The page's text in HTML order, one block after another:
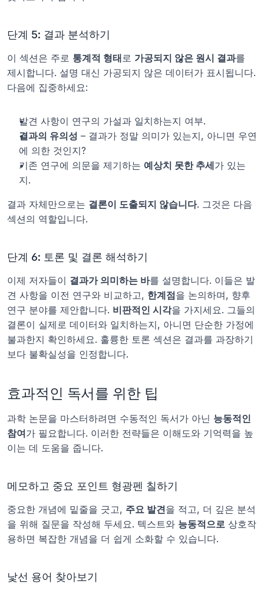
단계 5: 결과 분석하기
이 섹션은 주로 통계적 형태로 가공되지 않은 원시 결과를
제시합니다. 설명 대신 가공되지 않은 데이터가 표시됩니다.
다음에 집중하세요:
발견 사항이 연구의 가설과 일치하는지 여부.
결과의 유의성 – 결과가 정말 의미가 있는지, 아니면 우연
에 의한 것인지?
기존 연구에 의문을 제기하는 예상치 못한 추세가 있는
지.
결과 자체만으로는 결론이 도출되지 않습니다. 그것은 다음
섹션의 역할입니다.
단계 6: 토론 및 결론 해석하기
이제 저자들이 결과가 의미하는 바를 설명합니다. 이들은 발
견 사항을 이전 연구와 비교하고, 한계점을 논의하며, 향후
연구 분야를 제안합니다. 비판적인 시각을 가지세요. 그들의
결론이 실제로 데이터와 일치하는지, 아니면 단순한 가정에
불과한지 확인하세요. 훌륭한 토론 섹션은 결과를 과장하기
보다 불확실성을 인정합니다.
효과적인 독서를 위한 팁
과학 논문을 마스터하려면 수동적인 독서가 아닌 능동적인
참여가 필요합니다. 이러한 전략들은 이해도와 기억력을 높
이는 데 도움을 줍니다.
메모하고 중요 포인트 형광펜 칠하기
중요한 개념에 밑줄을 긋고, 주요 발견을 적고, 더 깊은 분석
을 위해 질문을 작성해 두세요. 텍스트와 능동적으로 상호작
용하면 복잡한 개념을 더 쉽게 소화할 수 있습니다.
낯선 용어 찾아보기